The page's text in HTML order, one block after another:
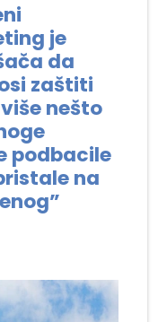
je
da
zaštiti
nešto
podbacile
na